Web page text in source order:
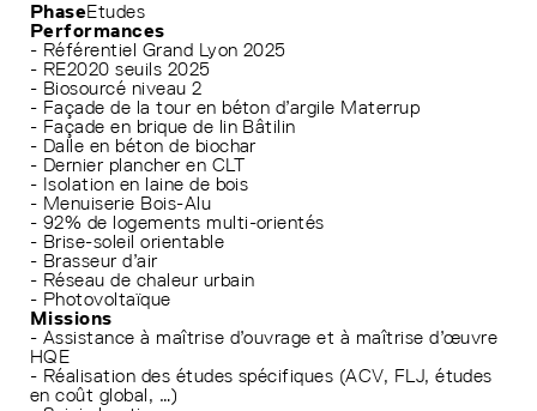
PhaseEtudes
Performances
- Référentiel Grand Lyon 2025
- RE2020 seuils 2025
- Biosourcé niveau 2
- Façade de la tour en béton d’argile Materrup
- Façade en brique de lin Bâtilin
- Dalle en béton de biochar
- Dernier plancher en CLT
- Isolation en laine de bois
- Menuiserie Bois-Alu
- 92% de logements multi-orientés
- Brise-soleil orientable
- Brasseur d’air
- Réseau de chaleur urbain
- Photovoltaïque
Missions
- Assistance à maîtrise d’ouvrage et à maîtrise d’œuvre
HQE
- Réalisation des études spécifiques (ACV, FLJ, études
en coût global, …)